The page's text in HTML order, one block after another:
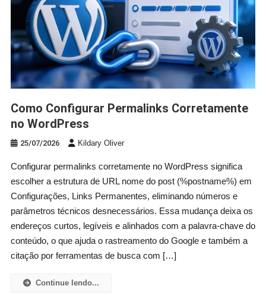
Como Configurar Permalinks Corretamente
no WordPress
25/07/2026 Kildary Oliver
Configurar permalinks corretamente no WordPress significa
escolher a estrutura de URL nome do post (%postname%) em
Configurações, Links Permanentes, eliminando números e
parâmetros técnicos desnecessários. Essa mudança deixa os
endereços curtos, legíveis e alinhados com a palavra-chave do
conteúdo, o que ajuda o rastreamento do Google e também a
citação por ferramentas de busca com […]
Continue lendo...